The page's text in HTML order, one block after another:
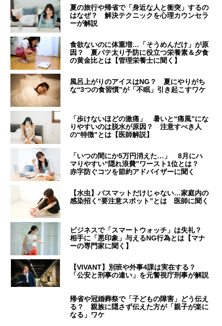
夏の旅行や帰省で「身近な人と衝突」するの
はなぜ？ 解決テクニックを心理カウンセラ
ーが解説
食欲ないのに体重増…「そうめんだけ」が原
因？ 夏バテ太り予防に役立つ栄養素＆夕食
の黄金比とは【管理栄養士に聞く】
風呂上がりのアイスはNG？ 夏にやりがち
な“3つの食習慣”が「不眠」引き起こすワケ
「歩けないほどの激痛」 暑いと“痛風”にな
りやすいのは脱水が原因？ 注意すべき人
の“特徴”とは【医師解説】
「いつの間にか5万円消えた…」 8月にハ
マりやすい“隠れ浪費”ワースト1位とは？
赤字防ぐコツを節約アドバイザーに聞く
【水虫】バスマットだけじゃない…家庭内の
感染招く“要注意スポット”とは 医師に聞く
ビジネスで「スマートウォッチ」は失礼？
相手に「悪印象」与えるNG行為とは【マナ
ーの専門家に聞く】
【VIVANT】別班や外事4課は実在する？
「公安と刑事の違い」を元警視庁刑事が解説
帰省や冠婚葬祭で「子どもの障害」どう伝え
る？ 親族に隠さず伝えた方が「親子が楽に
なる」ワケ